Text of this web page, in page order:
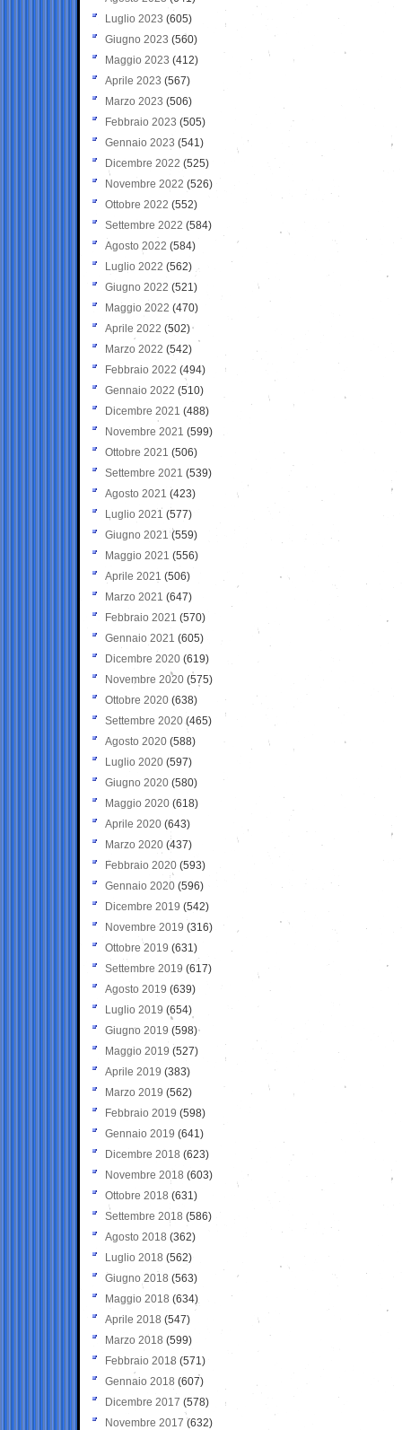
Luglio 2023 (605)
Giugno 2023 (560)
Maggio 2023 (412)
Aprile 2023 (567)
Marzo 2023 (506)
Febbraio 2023 (505)
Gennaio 2023 (541)
Dicembre 2022 (525)
Novembre 2022 (526)
Ottobre 2022 (552)
Settembre 2022 (584)
Agosto 2022 (584)
Luglio 2022 (562)
Giugno 2022 (521)
Maggio 2022 (470)
Aprile 2022 (502)
Marzo 2022 (542)
Febbraio 2022 (494)
Gennaio 2022 (510)
Dicembre 2021 (488)
Novembre 2021 (599)
Ottobre 2021 (506)
Settembre 2021 (539)
Agosto 2021 (423)
Luglio 2021 (577)
Giugno 2021(559)
Maggio 2021 (556)
Aprile 2021 (506)
Marzo 2021 (647)
Febbraio 2021 (570)
Gennaio 2021 (605)
Dicembre 2020 (619)
Novembre 2020 (575)
Ottobre 2020 (638)
Settembre 2020(465)
Agosto 2020 (588)
Luglio 2020 (597)
Giugno 2020 (580)
Maggio 2020 (618)
Aprile 2020 (643)
Marzo 2020 (437)
Febbraio 2020 (593)
Gennaio 2020 (596)
Dicembre 2019 (542)
Novembre 2019 (316)
Ottobre 2019 (631)
Settembre 2019 (617)
Agosto 2019 (639)
Luglio 2019 (654)
Giugno 2019 (598)
Maggio 2019 (527)
Aprile 2019 (383)
Marzo 2019 (562)
Febbraio 2019 (598)
Gennaio 2019 (641)
Dicembre 2018 (623)
Novembre 2018 (603)
Ottobre 2018 (631)
Settembre 2018 (586)
Agosto 2018 (362)
Luglio 2018 (562)
Giugno 2018 (563)
Maggio 2018 (634)
Aprile 2018 (547)
Marzo 2018 (599)
Febbraio 2018 (571)
Gennaio 2018 (607)
Dicembre 2017 (578)
Novembre 2017 (632)